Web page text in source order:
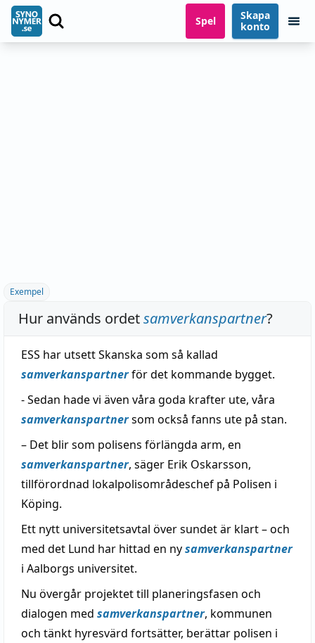
Spel
Skapa
konto
Exempel
Hur används ordetsamverkanspartner?
ESS har utsett Skanska som så kallad
samverkanspartnerför det kommande bygget.
- Sedan hade vi även våra goda krafter ute, våra
samverkanspartnersom också fanns ute på stan.
– Det blir som polisens förlängda arm, en
samverkanspartner, säger Erik Oskarsson,
tillförordnad lokalpolisområdeschef på Polisen i
Köping.
Ett nytt universitetsavtal över sundet är klart – och
med det Lund har hittad en nysamverkanspartner
i Aalborgs universitet.
Nu övergår projektet till planeringsfasen och
dialogen med samverkanspartner, kommunen
och tänkt hyresvärd fortsätter, berättar polisen i